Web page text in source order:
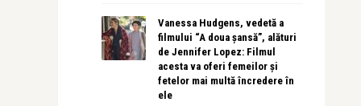
Vanessa Hudgens, vedetă a
filmului “A doua șansă”, alături
de Jennifer Lopez: Filmul
acesta va oferi femeilor și
fetelor mai multă încredere în
ele